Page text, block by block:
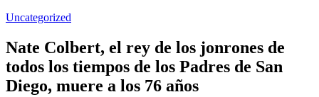
Uncategorized
Nate Colbert, el rey de los jonrones de
todos los tiempos de los Padres de San
Diego, muere a los 76 años